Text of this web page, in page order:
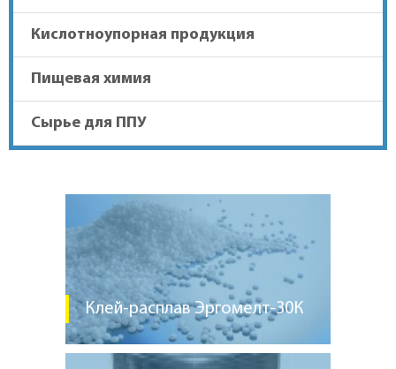
Кислотноупорная продукция
Пищевая химия
Сырье для ППУ
Клей-расплав Эргомелт-30К